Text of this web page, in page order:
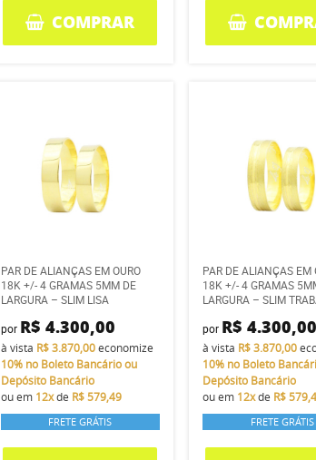
COMPRAR
PAR DE ALIANÇAS EM OURO
18K +/- 4 GRAMAS 5MM DE
LARGURA – SLIM LISA
por R$ 4.300,00
à vista R$ 3.870,00economize
10% no Boleto Bancário ou
Depósito Bancário
ou em 12xde R$ 579,49
FRETE GRÁTIS
PAR DE ALIANÇAS EM
18K +/- 4 GRAMAS
LARGURA – SLIM
por R$ 4.300,00
à vista R$ 3.870,00
10% no Boleto
Depósito Bancário
ou em 12xde R$
FRETE GRÁTIS